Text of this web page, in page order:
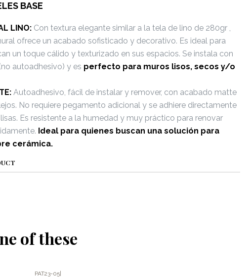
BASE
LINO: Con textura elegante similar a la tela de lino de 280gr ,
ofrece un acabado sofisticado y decorativo. Es ideal para
un toque cálido y texturizado en sus espacios. Se instala con
autoadhesivo) y es perfecto para muros lisos, secos y/o
Autoadhesivo, fácil de instalar y remover, con acabado matte
No requiere pegamento adicional y se adhiere directamente
Es resistente a la humedad y muy práctico para renovar
Ideal para quienes buscan una solución para
cerámica.
of these
PAT23-05|